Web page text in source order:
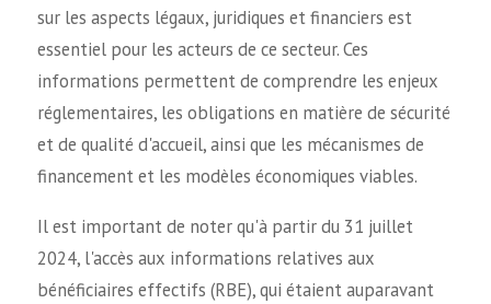
sur les aspects légaux, juridiques et financiers est
essentiel pour les acteurs de ce secteur. Ces
informations permettent de comprendre les enjeux
réglementaires, les obligations en matière de sécurité
et de qualité d'accueil, ainsi que les mécanismes de
financement et les modèles économiques viables.
Il est important de noter qu'à partir du 31 juillet
2024, l'accès aux informations relatives aux
bénéficiaires effectifs (RBE), qui étaient auparavant